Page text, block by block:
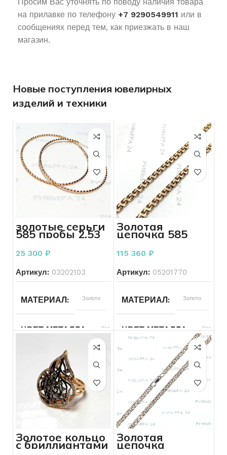
на прилавке по телефону +7 9290549911 или в
сообщениях перед тем, как приезжать в наш
магазин.
Новые поступления ювелирных
изделий и техники
золотые серьги
585 пробы 2.53
грамм
25 300 ₽
Артикул: 03202103
МАТЕРИАЛ Золото
ЦВЕТ МЕТАЛЛА Красный
585
ВЕС 2.53
ВСТАВКА Без вставок
Золотая
цепочка 585
пробы 14,42
грамма 48
размер
115 360 ₽
Артикул: 05201770
МАТЕРИАЛ Золото
ЦВЕТ МЕТАЛЛА Красный
ПРОБА 585
ВЕС 14.42
БРЕНД
РАЗМЕР ЦЕПОЧКИ
Золотое кольцо
с бриллиантами
Золотая
цепочка